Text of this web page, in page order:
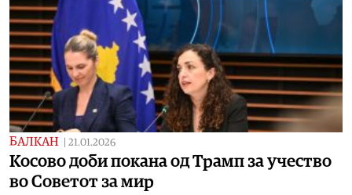
БАЛКАН 21.01.2026
Косово доби покана од Трамп за учество
во Советот за мир